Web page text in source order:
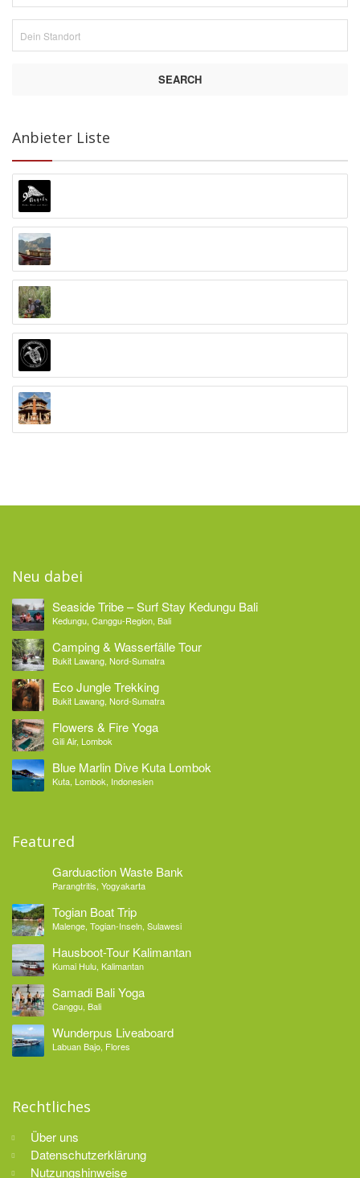
SEARCH
Anbieter Liste
Neu dabei
Seaside Tribe – Surf Stay Kedungu Bali
Kedungu, Canggu-Region, Bali
Camping & Wasserfälle Tour
Bukit Lawang, Nord-Sumatra
Eco Jungle Trekking
Bukit Lawang, Nord-Sumatra
Flowers & Fire Yoga
Gili Air, Lombok
Blue Marlin Dive Kuta Lombok
Kuta, Lombok, Indonesien
Featured
Garduaction Waste Bank
Parangtritis, Yogyakarta
Togian Boat Trip
Malenge, Togian-Inseln, Sulawesi
Hausboot-Tour Kalimantan
Kumai Hulu, Kalimantan
Samadi Bali Yoga
Canggu, Bali
Wunderpus Liveaboard
Labuan Bajo, Flores
Rechtliches
Über uns
Datenschutzerklärung
Nutzungshinweise